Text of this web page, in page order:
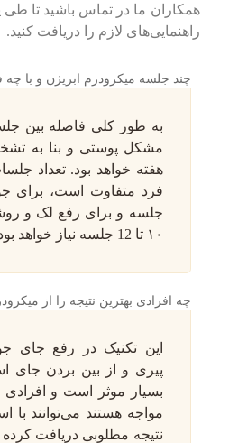
همکاران ما در تماس باشید تا
راهنمایی‌های لازم را دریافت کنید.
چند جلسه میکرودرم ابریژن و با چه
به طور کلی فاصله بین
هفته خواهد بود. تعداد
جلسه و برای رفع لک و
۱۰ تا 12 جلسه نیاز خواهد بود.
چه افرادی بهترین نتیجه را از
این تکنیک در رفع جای
پیری و از بین بردن جای
بسیار موثر است و
مواجه هستند می‌توانند با
نتیجه مطلوبی دریافت